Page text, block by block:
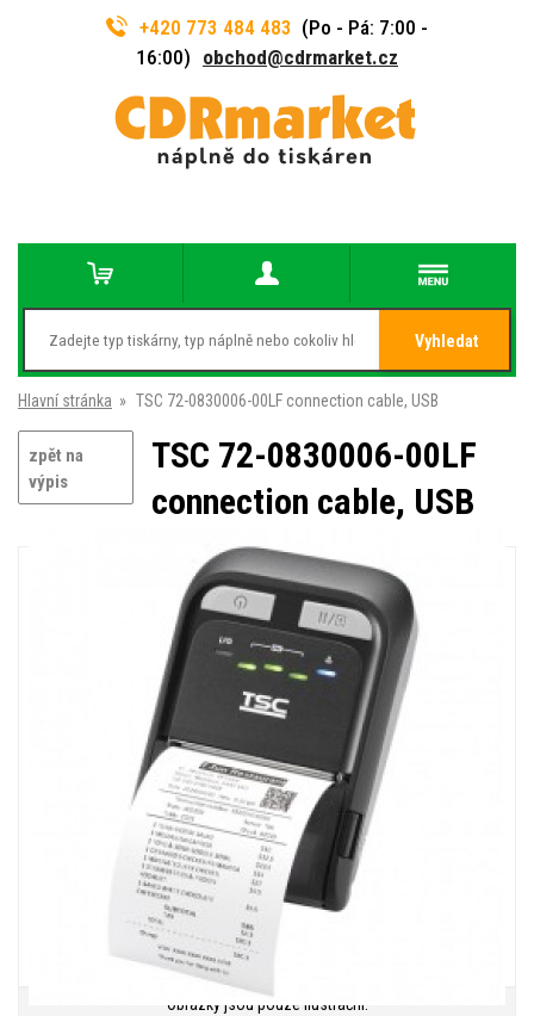
+420 773 484 483 (Po - Pá: 7:00 -
16:00) obchod@cdrmarket.cz
Vyhledat
Hlavní stránka » TSC 72-0830006-00LF connection cable, USB
zpět na
výpis
TSC 72-0830006-00LF
connection cable, USB
Obrázky jsou pouze ilustrační.